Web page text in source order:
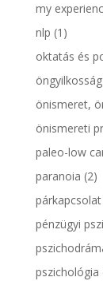
my
nlp (1)
oktatás és
öngyilkosság
önismeret,
önismereti
paleo-low
paranoia (2)
párkapcsolat
pénzügyi
pszichológia